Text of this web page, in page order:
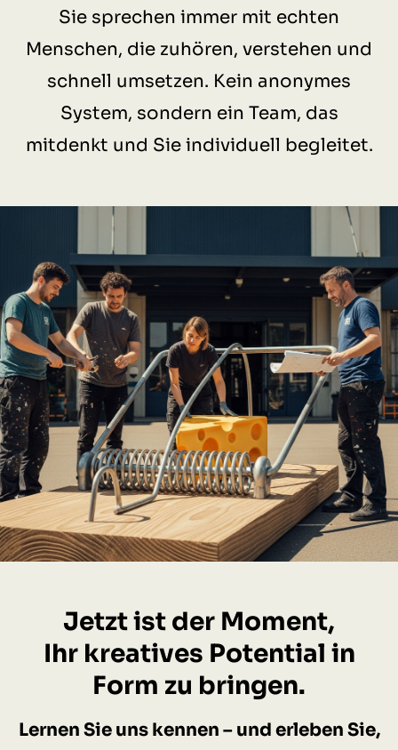
Sie sprechen immer mit echten
Menschen, die zuhören, verstehen und
schnell umsetzen. Kein anonymes
System, sondern ein Team, das
mitdenkt und Sie individuell begleitet.
Jetzt ist der Moment,
Ihr kreatives Potential in
Form zu bringen.
Lernen Sie uns kennen – und erleben Sie,